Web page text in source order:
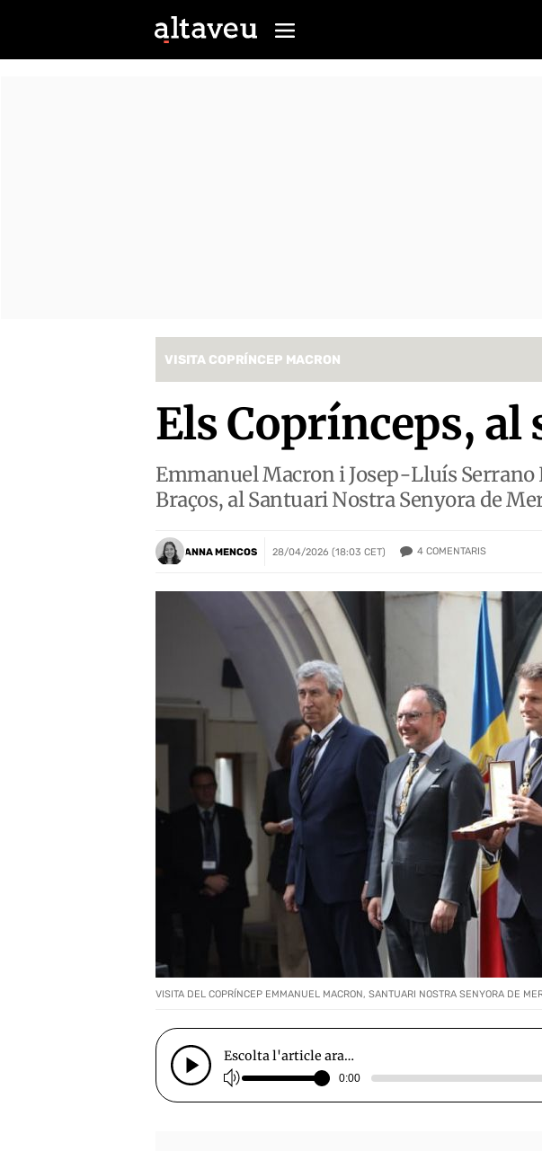
VISITA COPRÍNCEP MACRON
Els Coprínceps, al
Emmanuel Macron i Josep-Lluís Serrano
Braços, al Santuari Nostra Senyora de
ANNA MENCOS 28/04/2026 (18:03 CET) 4 COMENTARIS
VISITA DEL COPRÍNCEP EMMANUEL MACRON, SANTUARI NOSTRA SENYORA DE
Escolta l'article ara…
0:00